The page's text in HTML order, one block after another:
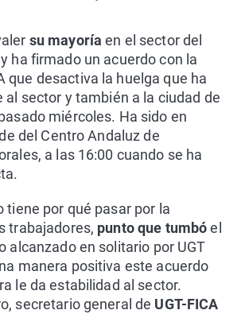
su mayoría en el sector del
ha firmado un acuerdo con la
que desactiva la huelga que ha
al sector y también a la ciudad de
miércoles. Ha sido en
del Centro Andaluz de
a las 16:00 cuando se ha
tiene por qué pasar por la
trabajadores, punto que tumbóel
alcanzado en solitario por UGT
manera positiva este acuerdo
le da estabilidad al sector.
secretario general de UGT-FICA